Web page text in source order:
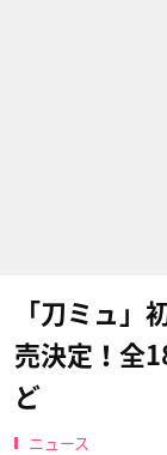
「刀ミュ」
売決定！全
ど
ニュース